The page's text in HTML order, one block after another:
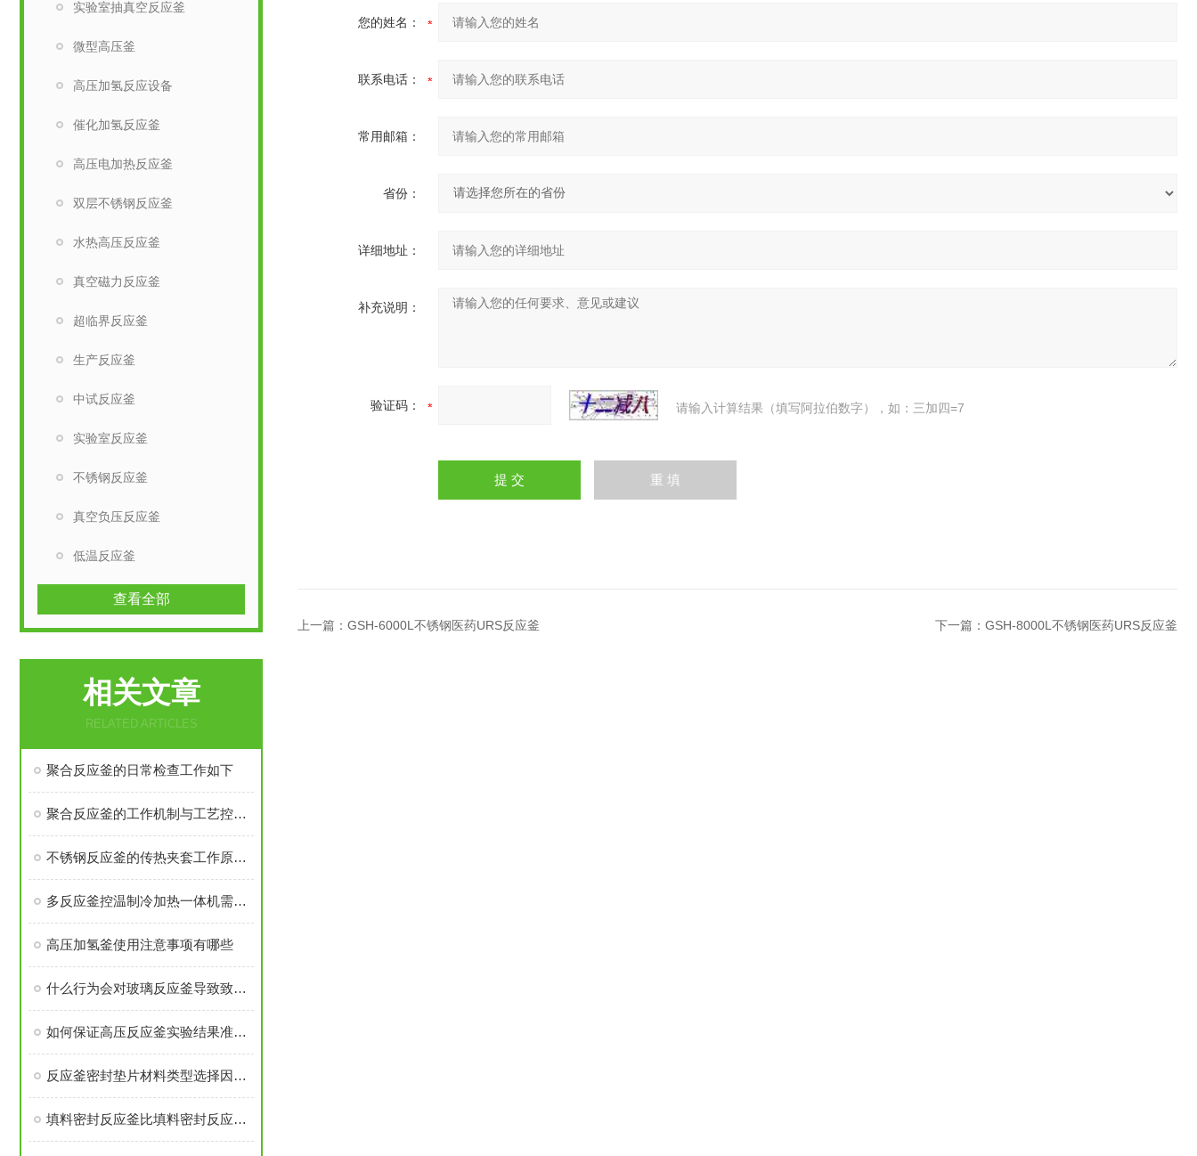
实验室抽真空反应釜
微型高压釜
高压加氢反应设备
催化加氢反应釜
高压电加热反应釜
双层不锈钢反应釜
水热高压反应釜
真空磁力反应釜
超临界反应釜
生产反应釜
中试反应釜
实验室反应釜
不锈钢反应釜
真空负压反应釜
低温反应釜
查看全部
相关文章
RELATED ARTICLES
聚合反应釜的日常检查工作如下
聚合反应釜的工作机制与工艺控制解析
不锈钢反应釜的传热夹套工作原理是什么
多反应釜控温制冷加热一体机需注意安装过程有那些
高压加氢釜使用注意事项有哪些
什么行为会对玻璃反应釜导致致命伤害
如何保证高压反应釜实验结果准确可靠
反应釜密封垫片材料类型选择因素是什么？
填料密封反应釜比填料密封反应釜有那些优势
您的姓名：
联系电话：
常用邮箱：
省份：
详细地址：
补充说明：
验证码： 请输入计算结果（填写阿拉伯数字），如：三加四=7
上一篇： GSH-6000L不锈钢医药URS反应釜 下一篇： GSH-8000L不锈钢医药URS反应釜